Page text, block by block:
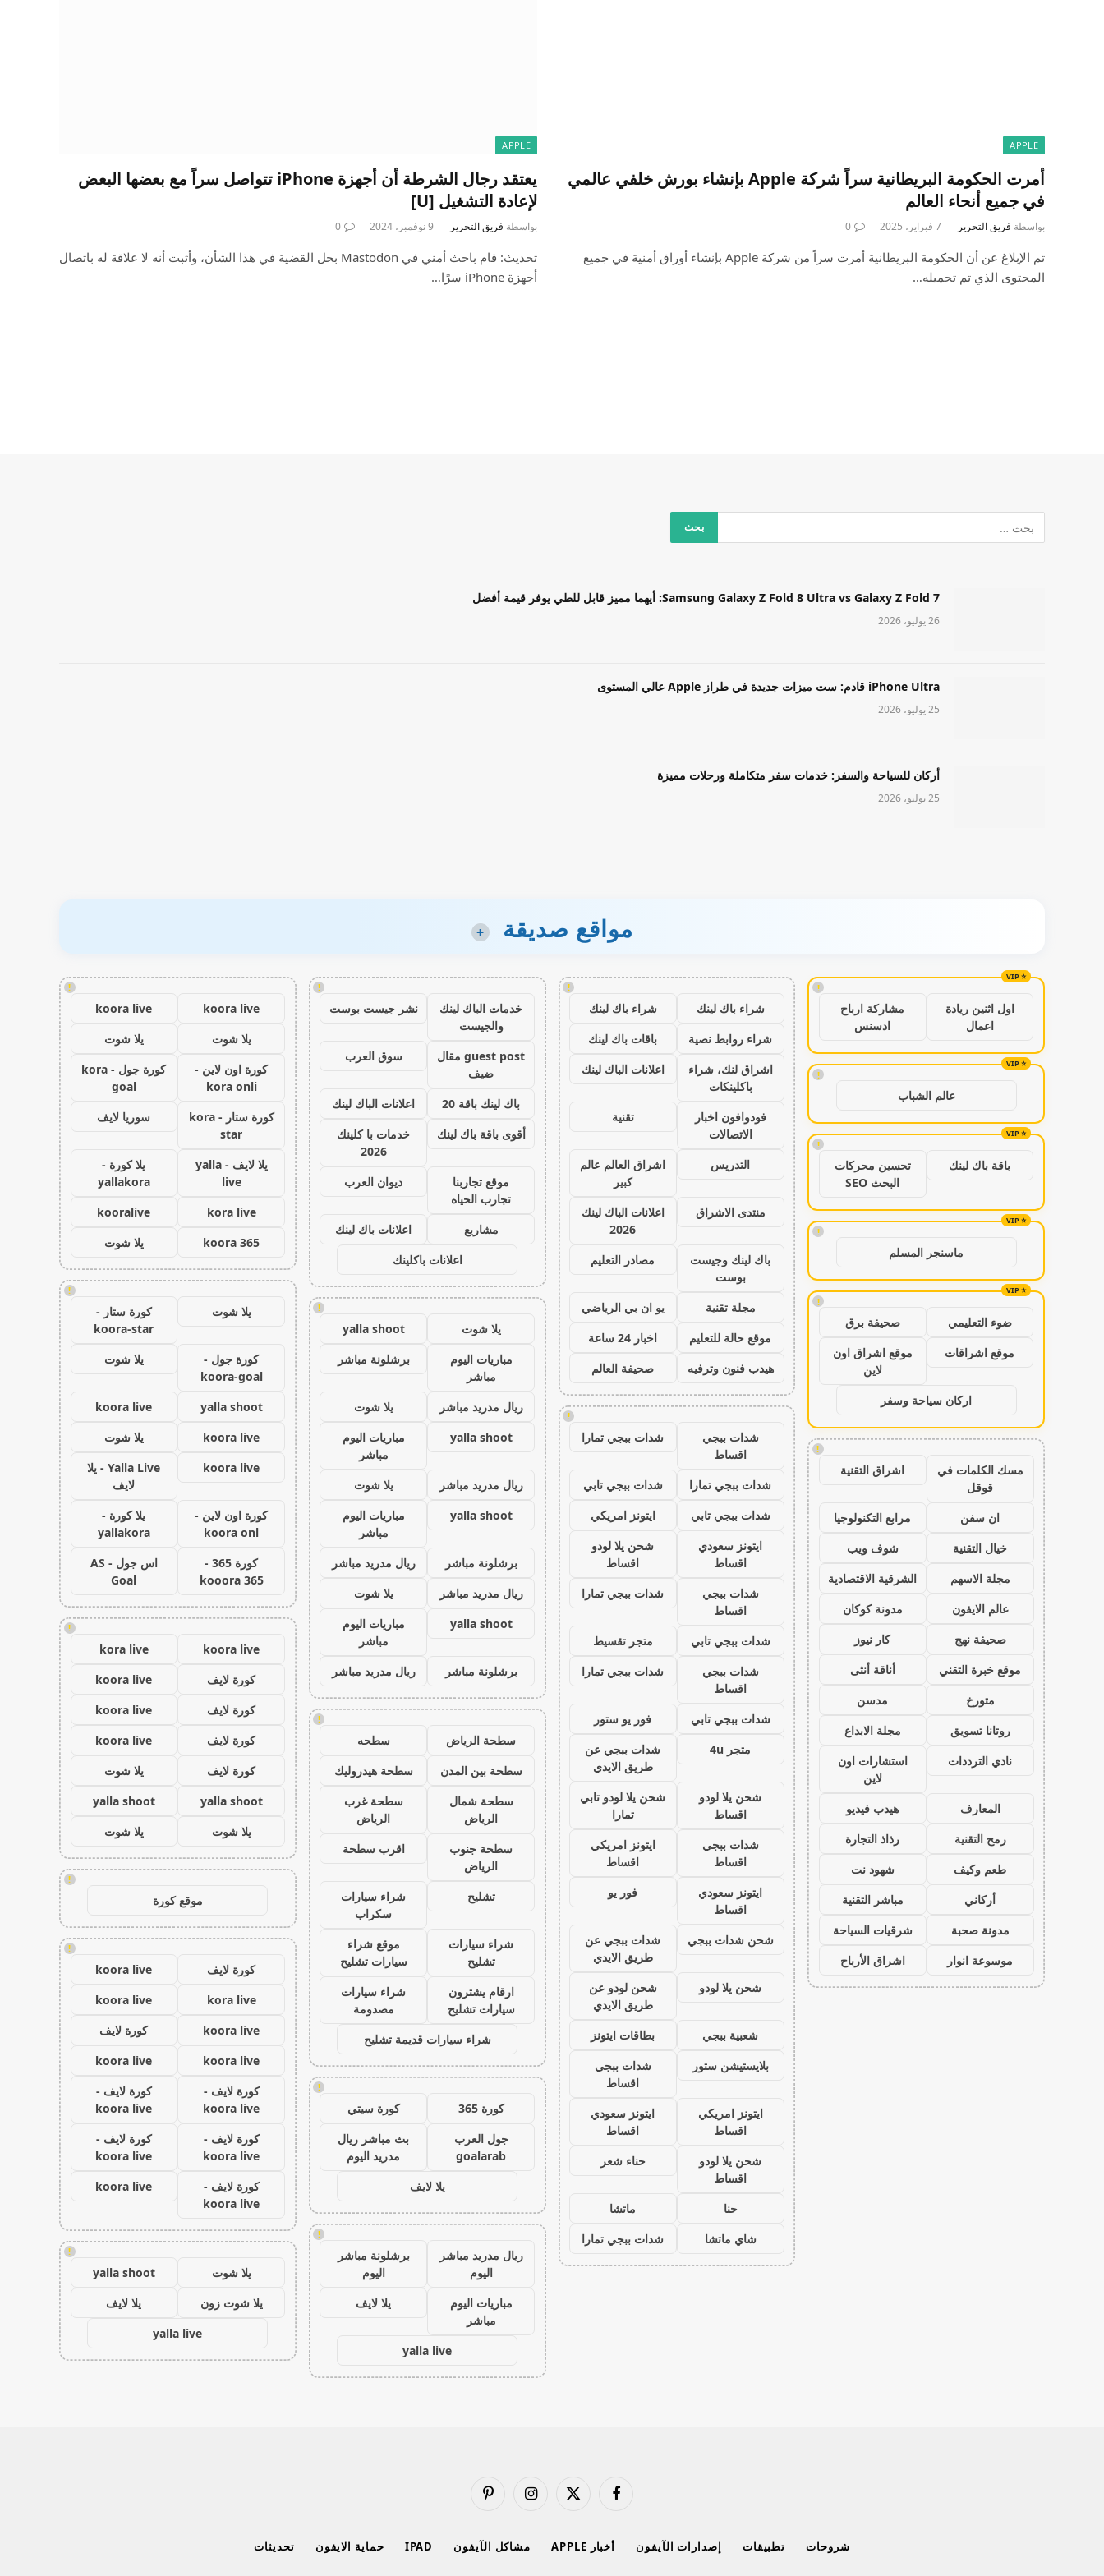
APPLE
أمرت الحكومة البريطانية سراً شركة Apple بإنشاء بورش خلفي عالمي
في جميع أنحاء العالم
بواسطة فريق التحرير 7 فبراير، 2025 0
تم الإبلاغ عن أن الحكومة البريطانية أمرت سراً من شركة Apple بإنشاء أوراق أمنية في جميع
المحتوى الذي تم تحميله…
APPLE
يعتقد رجال الشرطة أن أجهزة iPhone تتواصل سراً مع بعضها البعض
لإعادة التشغيل [U]
بواسطة فريق التحرير 9 نوفمبر، 2024 0
تحديث: قام باحث أمني في Mastodon بحل القضية في هذا الشأن، وأثبت أنه لا علاقة له باتصال
أجهزة iPhone سرًا…
Samsung Galaxy Z Fold 8 Ultra vs Galaxy Z Fold 7: أيهما مميز قابل للطي يوفر قيمة أفضل
26 يوليو، 2026
iPhone Ultra قادم: ست ميزات جديدة في طراز Apple عالي المستوى
25 يوليو، 2026
أركان للسياحة والسفر: خدمات سفر متكاملة ورحلات مميزة
25 يوليو، 2026
مواقع صديقة +
!
اول اثنين ريادة
اعمال
مشاركة ارباح
ادسنس
!
عالم الشباب
!
باقة باك لينك
تحسين محركات
البحث SEO
!
ماسنجر المسلم
!
ضوء التعليمي
صحيفة برق
موقع اشراقات
موقع اشراق اون
لاين
اركان سياحة وسفر
!
مسك الكلمات في
قوقل
اشراق التقنية
ان سفن
مرابع التكنولوجيا
خيال التقنية
شوف ويب
مجلة الاسهم
الشرقية الاقتصادية
عالم الايفون
مدونة كوكان
صحيفة نهج
كار نيوز
موقع خبرة التقني
أناقة أنثى
متورخ
مدسن
روتانا تسويق
مجلة الابداع
نادي الترددات
استشارات اون
لاين
المعارف
هيدب فيديو
رمح التقنية
رذاذ التجارة
طعم وكيف
شهود نت
أركاني
مباشر التقنية
مدونة صحبة
شرقيات السياحة
موسوعة انوار
اشراق الأرباح
!
شراء باك لينك
شراء باك لينك
شراء روابط نصية
باقات باك لينك
اشراق لنك، شراء
باكلينكات
اعلانات الباك لينك
فودوافون اخبار
الاتصالات
تقنية
التدريس
اشراق العالم عالم
كبير
منتدى الاشراق
اعلانات الباك لينك
2026
باك لينك وجيست
بوست
مصادر التعليم
مجلة تقنية
يو ان بي الرياضي
موقع حالة للتعليم
اخبار 24 ساعة
هيدب فنون وترفيه
صحيفة العالم
!
شدات ببجي
اقساط
شدات ببجي تمارا
شدات ببجي تمارا
شدات ببجي تابي
شدات ببجي تابي
ايتونز امريكي
ايتونز سعودي
اقساط
شحن يلا لودو
اقساط
شدات ببجي
اقساط
شدات ببجي تمارا
شدات ببجي تابي
متجر تقسيط
شدات ببجي
اقساط
شدات ببجي تمارا
شدات ببجي تابي
فور يو ستور
متجر 4u
شدات ببجي عن
طريق الايدي
شحن يلا لودو
اقساط
شحن يلا لودو تابي
تمارا
شدات ببجي
اقساط
ايتونز امريكي
اقساط
ايتونز سعودي
اقساط
فور يو
شحن شدات ببجي
شدات ببجي عن
طريق الايدي
شحن يلا لودو
شحن لودو عن
طريق الايدي
شعبية ببجي
بطاقات ايتونز
بلايستيشن ستور
شدات ببجي
اقساط
ايتونز امريكي
اقساط
ايتونز سعودي
اقساط
شحن يلا لودو
اقساط
حناء شعر
حنا
ماتشا
شاي ماتشا
شدات ببجي تمارا
!
خدمات الباك لينك
والجيست
نشر جيست بوست
guest post مقال
ضيف
سوق العرب
باك لينك باقة 20
اعلانات الباك لينك
أقوى باقة باك لينك
خدمات با كلينك
2026
موقع تجاربنا
تجارب الحياه
ديوان العرب
مشاريع
اعلانات باك لينك
اعلانات باكلينك
!
يلا شوت
yalla shoot
مباريات اليوم
مباشر
برشلونة مباشر
ريال مدريد مباشر
يلا شوت
yalla shoot
مباريات اليوم
مباشر
ريال مدريد مباشر
يلا شوت
yalla shoot
مباريات اليوم
مباشر
برشلونة مباشر
ريال مدريد مباشر
ريال مدريد مباشر
يلا شوت
yalla shoot
مباريات اليوم
مباشر
برشلونة مباشر
ريال مدريد مباشر
!
سطحة الرياض
سطحه
سطحة بين المدن
سطحة هيدروليك
سطحة شمال
الرياض
سطحة غرب
الرياض
سطحة جنوب
الرياض
اقرب سطحة
تشليح
شراء سيارات
سكراب
شراء سيارات
تشليح
موقع شراء
سيارات تشليح
ارقام يشترون
سيارات تشليح
شراء سيارات
مصدومة
شراء سيارات قديمة تشليح
!
كورة 365
كورة سيتي
جول العرب
goalarab
بث مباشر ريال
مدريد اليوم
يلا لايف
!
ريال مدريد مباشر
اليوم
برشلونة مباشر
اليوم
مباريات اليوم
مباشر
يلا لايف
yalla live
!
koora live
koora live
يلا شوت
يلا شوت
كورة اون لاين -
kora onli
كورة جول - kora
goal
كورة ستار - kora
star
سوريا لايف
يلا لايف - yalla
live
يلا كورة -
yallakora
kora live
kooralive
koora 365
يلا شوت
!
يلا شوت
كورة ستار -
koora-star
كورة جول -
koora-goal
يلا شوت
yalla shoot
koora live
koora live
يلا شوت
koora live
Yalla Live - يلا
لايف
كورة اون لاين -
koora onl
يلا كورة -
yallakora
كورة 365 -
kooora 365
اس جول - AS
Goal
!
koora live
kora live
كورة لايف
koora live
كورة لايف
koora live
كورة لايف
koora live
كورة لايف
يلا شوت
yalla shoot
yalla shoot
يلا شوت
يلا شوت
!
موقع كورة
!
كورة لايف
koora live
kora live
koora live
koora live
كورة لايف
koora live
koora live
كورة لايف -
koora live
كورة لايف -
koora live
كورة لايف -
koora live
كورة لايف -
koora live
كورة لايف -
koora live
koora live
!
يلا شوت
yalla shoot
يلا شوت زون
يلا لايف
yalla live
فيسبوك
X
الانستغرامبينتيريست
شروحات تطبيقات إصدارات الآيفون أخبار APPLE مشاكل الآيفون IPAD حماية الايفون تحديثات